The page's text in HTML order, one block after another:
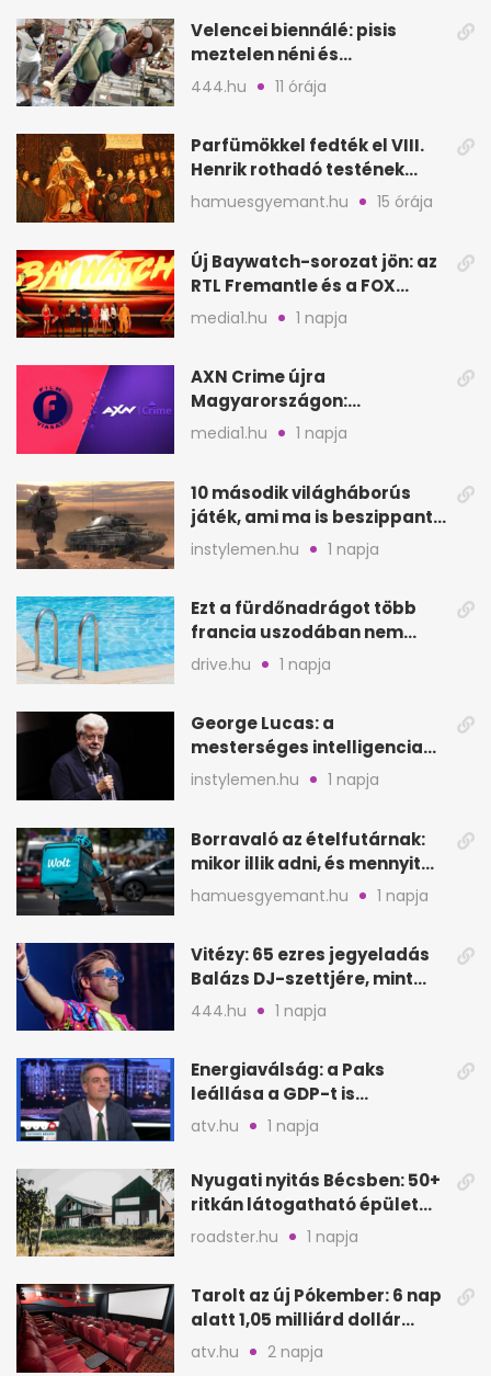
Velencei biennálé: pisis
meztelen néni és
kölcsönbabák, sirályok közt
444.hu 11 órája
Parfümökkel fedték el VIII.
Henrik rothadó testének
szagát
hamuesgyemant.hu 15 órája
Új Baywatch-sorozat jön: az
RTL Fremantle és a FOX
készíti
media1.hu 1 napja
AXN Crime újra
Magyarországon:
szeptembertől a Viasat Film
media1.hu 1 napja
10 második világháborús
játék, ami ma is beszippant
a képernyő elé
instylemen.hu 1 napja
Ezt a fürdőnadrágot több
francia uszodában nem
fogadják el
drive.hu 1 napja
George Lucas: a
mesterséges intelligencia
lehet Hollywood következő
lépése
instylemen.hu 1 napja
Borravaló az ételfutárnak:
mikor illik adni, és mennyit
rendeléskor?
hamuesgyemant.hu 1 napja
Vitézy: 65 ezres jegyeladás
Balázs DJ-szettjére, mint
metró nélküli Puskás-meccs
444.hu 1 napja
Energiaválság: a Paks
leállása a GDP-t is
megütheti, int az
Oeconomus
atv.hu 1 napja
Nyugati nyitás Bécsben: 50+
ritkán látogatható épület
nyílik meg
roadster.hu 1 napja
Tarolt az új Pókember: 6 nap
alatt 1,05 milliárd dollár
bevétel
atv.hu 2 napja